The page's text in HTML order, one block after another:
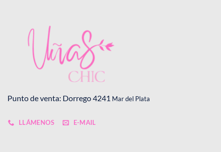
Punto de venta: Dorrego 4241 Mar del Plata
LLÁMENOS E-MAIL